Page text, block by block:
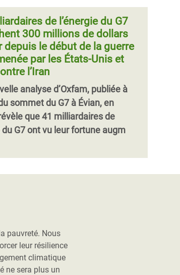
de l’énergie du G7
300 millions de dollars
depuis le début de la guerre
par les États-Unis et
l’Iran
analyse d’Oxfam, publiée à
sommet du G7 à Évian, en
que 41 milliardaires de
du G7 ont vu leur fortune augm
pauvreté. Nous
leur résilience
climatique
ne sera plus un